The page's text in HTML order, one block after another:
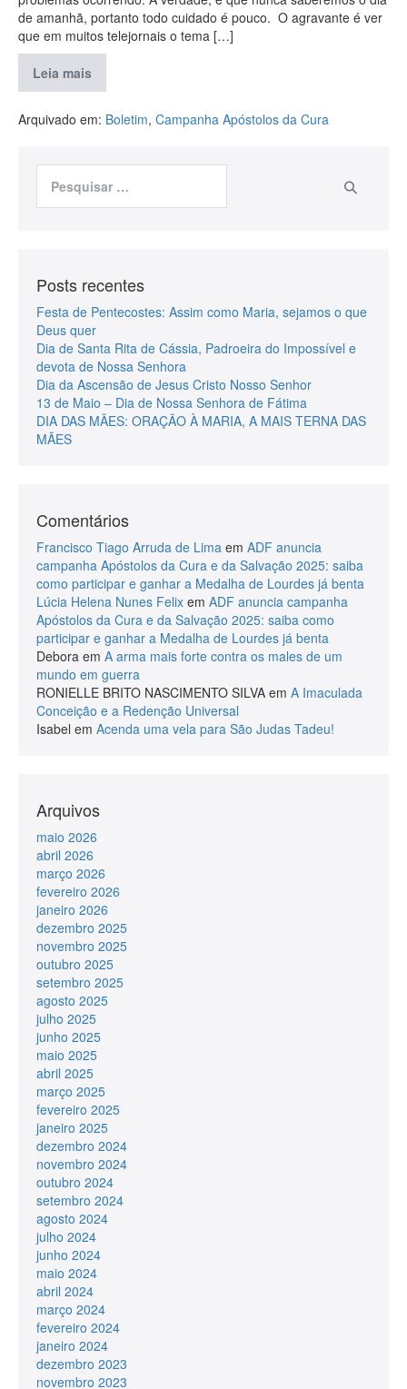
de amanhã, portanto todo cuidado é pouco. O agravante é ver
que em muitos telejornais o tema […]
Leia mais
Arquivado em: Boletim, Campanha Apóstolos da Cura
Posts recentes
Festa de Pentecostes: Assim como Maria, sejamos o que
Deus quer
Dia de Santa Rita de Cássia, Padroeira do Impossível e
devota de Nossa Senhora
Dia da Ascensão de Jesus Cristo Nosso Senhor
13 de Maio – Dia de Nossa Senhora de Fátima
DIA DAS MÃES: ORAÇÃO À MARIA, A MAIS TERNA DAS
MÃES
Comentários
Francisco Tiago Arruda de Lima em ADF anuncia
campanha Apóstolos da Cura e da Salvação 2025: saiba
como participar e ganhar a Medalha de Lourdes já benta
Lúcia Helena Nunes Felix em ADF anuncia campanha
Apóstolos da Cura e da Salvação 2025: saiba como
participar e ganhar a Medalha de Lourdes já benta
Debora em A arma mais forte contra os males de um
mundo em guerra
RONIELLE BRITO NASCIMENTO SILVA em A Imaculada
Conceição e a Redenção Universal
Isabel em Acenda uma vela para São Judas Tadeu!
Arquivos
maio 2026
abril 2026
março 2026
fevereiro 2026
janeiro 2026
dezembro 2025
novembro 2025
outubro 2025
setembro 2025
agosto 2025
julho 2025
junho 2025
maio 2025
abril 2025
março 2025
fevereiro 2025
janeiro 2025
dezembro 2024
novembro 2024
outubro 2024
setembro 2024
agosto 2024
julho 2024
junho 2024
maio 2024
abril 2024
março 2024
fevereiro 2024
janeiro 2024
dezembro 2023
novembro 2023